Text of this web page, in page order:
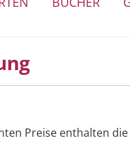
Preise enthalten